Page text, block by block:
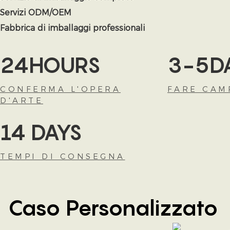
Servizi ODM/OEM
Fabbrica di imballaggi professionali
24HOURS
CONFERMA L'OPERA
D'ARTE
3-
FARE
14 DAYS
TEMPI DI CONSEGNA
Caso Personalizzato